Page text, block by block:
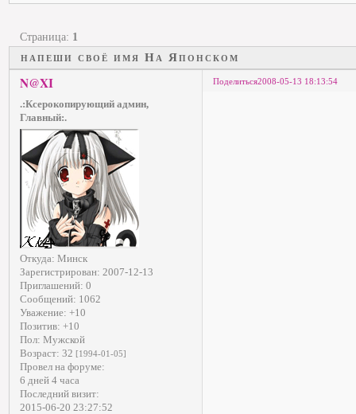
напеши своё имя На Японском
Страница: 1
Поделиться2008-05-13 18:13:54
N@XI
.:Ксерокопирующий админ,
Главный:.
Откуда: Минск
Зарегистрирован: 2007-12-13
Приглашений: 0
Сообщений: 1062
Уважение: +10
Позитив: +10
Пол: Мужской
Возраст: 32 [1994-01-05]
Провел на форуме:
6 дней 4 часа
Последний визит:
2015-06-20 23:27:52